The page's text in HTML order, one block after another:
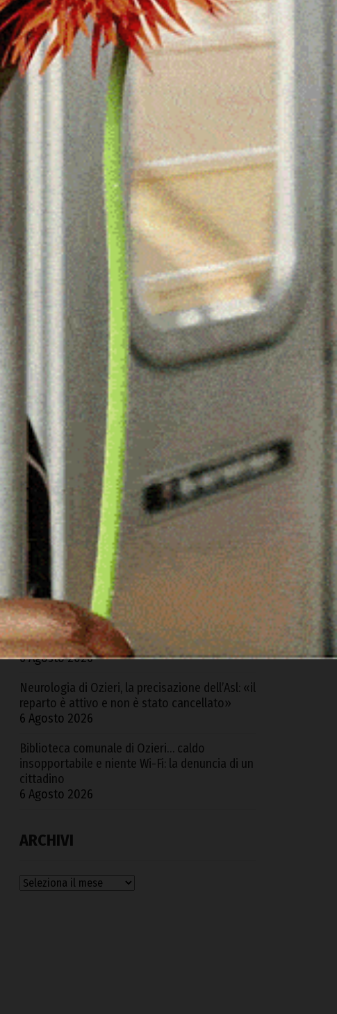
ARTICOLI RECENTI
Calangianus ospita il “Forum della filiera
bovina”
6 Agosto 2026
Il sindaco di Calangianus chiede la chiusura del
centro di prima accoglienza: «Situazione non
più tollerabile»,
6 Agosto 2026
Dalla Regione 4,6 milioni per Ozieri: «Ora la
maggioranza si dimostri all’altezza di saper
gestire queste risorse»
6 Agosto 2026
Neurologia di Ozieri, la precisazione dell’Asl: «il
reparto è attivo e non è stato cancellato»
6 Agosto 2026
Biblioteca comunale di Ozieri… caldo
insopportabile e niente Wi-Fi: la denuncia di un
cittadino
6 Agosto 2026
ARCHIVI
Archivi